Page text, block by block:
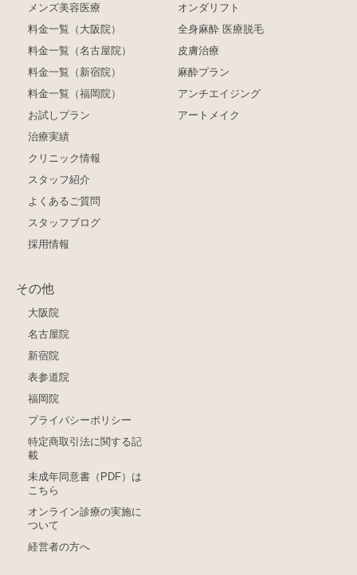
メンズ美容医療
料金一覧（大阪院）
料金一覧（名古屋院）
料金一覧（新宿院）
料金一覧（福岡院）
お試しプラン
治療実績
クリニック情報
スタッフ紹介
よくあるご質問
スタッフブログ
採用情報
オンダリフト
全身麻酔 医療脱毛
皮膚治療
麻酔プラン
アンチエイジング
アートメイク
その他
大阪院
名古屋院
新宿院
表参道院
福岡院
プライバシーポリシー
特定商取引法に関する記
載
未成年同意書（PDF）は
こちら
オンライン診療の実施に
ついて
経営者の方へ